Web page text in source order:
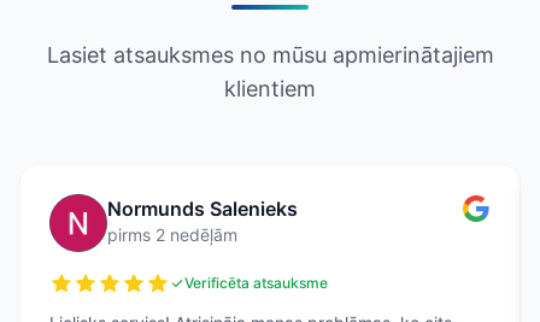
Lasiet atsauksmes no mūsu apmierinātajiem
klientiem
Normunds Salenieks
pirms 2 nedēļām
Verificēta atsauksme